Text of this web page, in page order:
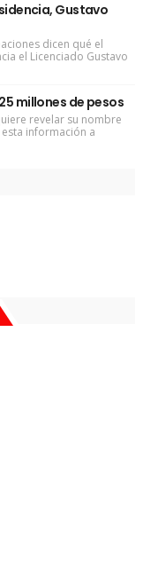
Gustavo
dicen qué el
el Licenciado Gustavo
millones de pesos
revelar su nombre
información a